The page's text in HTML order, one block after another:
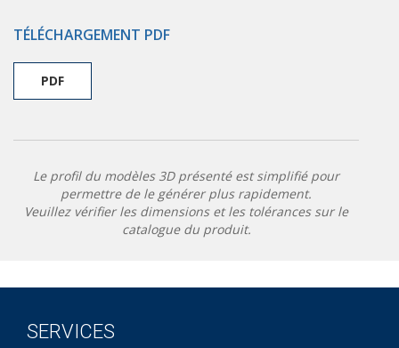
TÉLÉCHARGEMENT PDF
PDF
Le profil du modèles 3D présenté est simplifié pour
permettre de le générer plus rapidement.
Veuillez vérifier les dimensions et les tolérances sur le
catalogue du produit.
SERVICES